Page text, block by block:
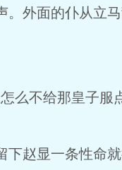
外面的仆从立马
么不给那皇子
赵显一条性命就